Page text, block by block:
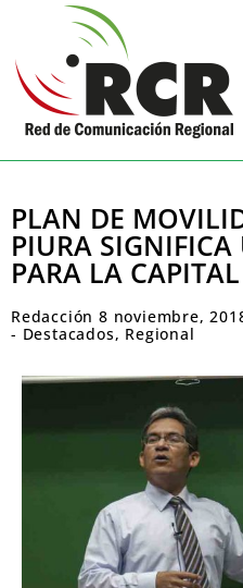
PLAN DE
PIURA
PARA LA
Redacción 8 noviembre,
- Destacados, Regional